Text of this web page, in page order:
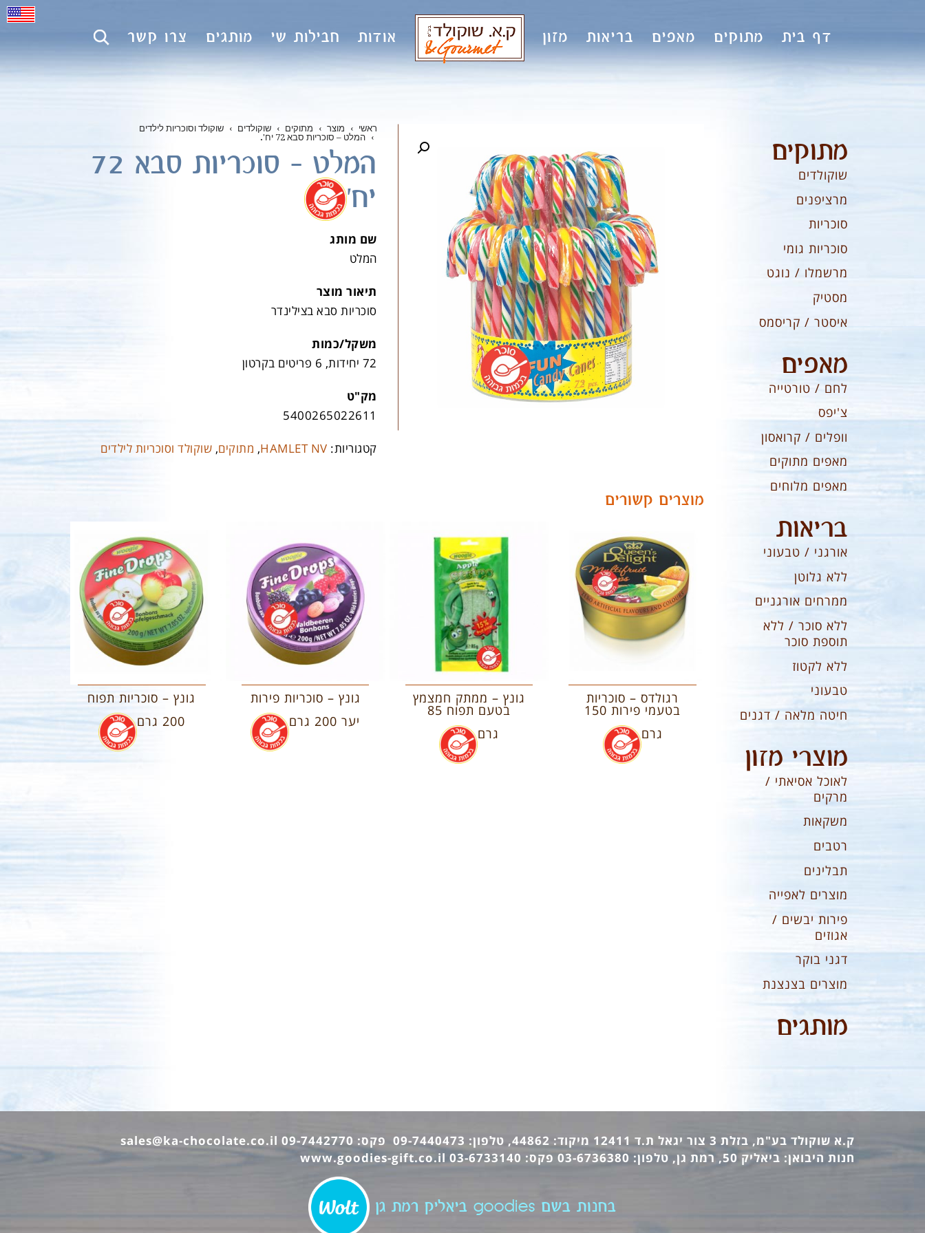
דף בית מתוקים מאפים בריאות מזון אודות חבילות שי מותגים צרו קשר
ראשי › מוצר › מתוקים › שוקולדים ›
שוקולד וסוכריות לילדים
›
המלט – סוכריות סבא 72 יח' .
המלט – סוכריות סבא 72
יח' .
שם מותג
המלט
תיאור מוצר
סוכריות סבא בצילינדר
משקל/כמות
72 יחידות, 6 פריטים בקרטון
מק"ט
5400265022611
קטגוריות: HAMLET NV
, מתוקים, שוקולד וסוכריות לילדים
מוצרים קשורים
רגולדס – סוכריות
בטעמי פירות 150
גרם
.
גונץ – ממתק חמצמץ
בטעם תפוח 85
גרם
.
גונץ – סוכריות פירות
יער 200 גרם
.
גונץ – סוכריות תפוח
200 גרם
.
מתוקים
שוקולדים
מרציפנים
סוכריות
סוכריות גומי
מרשמלו / נוגט
מסטיק
איסטר / קריסמס
מאפים
לחם / טורטייה
צ'יפס
וופלים / קרואסון
מאפים מתוקים
מאפים מלוחים
בריאות
אורגני / טבעוני
ללא גלוטן
ממרחים אורגניים
ללא סוכר / ללא
תוספת סוכר
ללא לקטוז
טבעוני
חיטה מלאה / דגנים
מוצרי מזון
לאוכל אסיאתי /
מרקים
משקאות
רטבים
תבלינים
מוצרים לאפייה
פירות יבשים /
אגוזים
דגני בוקר
מוצרים בצנצנת
מותגים
ק.א שוקולד בע"מ, בזלת 3 צור יגאל ת.ד 12411 מיקוד: 44862, טלפון: 09-7440473 פקס: 09-7442770
sales@ka-chocolate.co.il
חנות היבואן: ביאליק 50, רמת גן, טלפון: 03-6736380 פקס: 03-6733140
www.goodies-gift.co.il
בחנות בשם goodies ביאליק רמת גן